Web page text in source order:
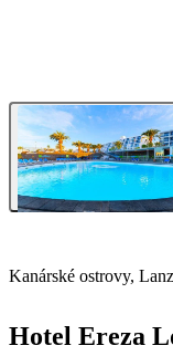
Kanárské ostrovy,
Hotel Ereza